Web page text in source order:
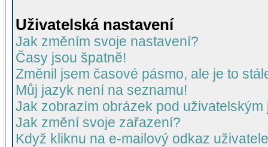
Uživatelská nastavení
Jak změním svoje nastavení?
Časy jsou špatně!
Změnil jsem časové pásmo, ale je to
Můj jazyk není na seznamu!
Jak zobrazím obrázek pod uživatelským
Jak změní svoje zařazení?
Když kliknu na e-mailový odkaz